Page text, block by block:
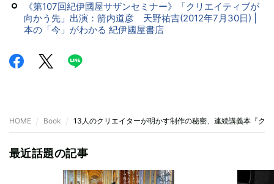
《第107回紀伊國屋サザンセミナー》「クリエイティブが
向かう先」出演：箭内道彦 天野祐吉(2012年7月30日) |
本の「今」がわかる 紀伊國屋書店
HOME Book 13人のクリエイターが明かす制作の秘密、連続講義本『ク
最近話題の記事